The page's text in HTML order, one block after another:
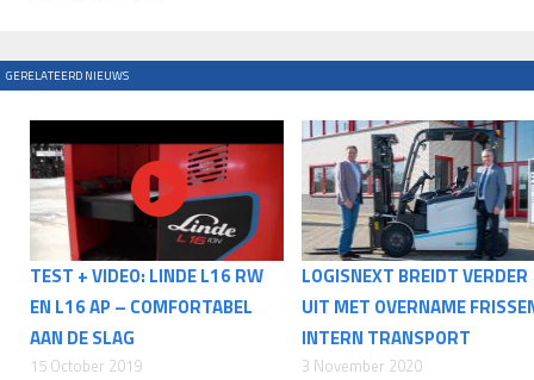
GERELATEERD NIEUWS
TEST + VIDEO: LINDE L16 RW
EN L16 AP – COMFORTABEL
AAN DE SLAG
15 October 2019
LOGISNEXT BREIDT VERDER
UIT MET OVERNAME
INTERN TRANSPORT
3 November 2020